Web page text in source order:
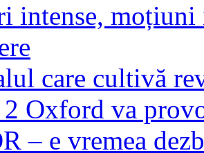
intense, moțiuni
care cultivă
Oxford va
– e vremea